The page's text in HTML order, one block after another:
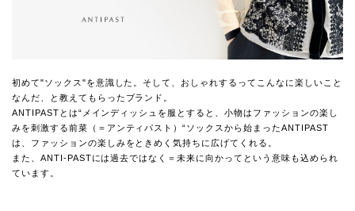
初めて"ソックス"を意識した。そして、おしゃれするってこんなに楽しいこと
なんだ、と教えてもらったブランド。
ANTIPASTとは“メインディッシュを服とすると、小物はファッションの楽し
みを刺激する前菜（＝アンティパスト）“ソックスから始まったANTIPAST
は、ファッションの楽しみをときめく気持ちに広げてくれる。
また、ANTI-PASTには過去ではなく＝未来に向かってという意味も込められ
ています。